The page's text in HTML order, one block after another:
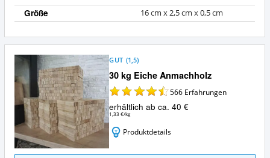
Größe 16 cm x 2,5 cm x 0,5 cm
30 kg Eiche Anmachholz
GUT (1,5)
566 Erfahrungen
erhältlich ab ca. 40 €
1,33 €/kg
Produktdetails